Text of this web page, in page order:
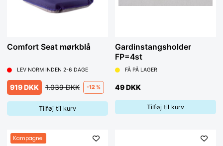
Comfort Seat mørkblå
LEV NORM INDEN 2-6 DAGE
919 DKK 1.039 DKK -12 %
Tilføj til kurv
Gardinstangsholder
FP=4st
FÅ PÅ LAGER
49 DKK
Tilføj til kurv
Kampagne